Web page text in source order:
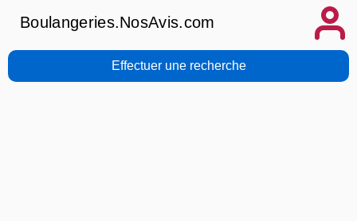
Boulangeries.NosAvis.com
Effectuer une recherche